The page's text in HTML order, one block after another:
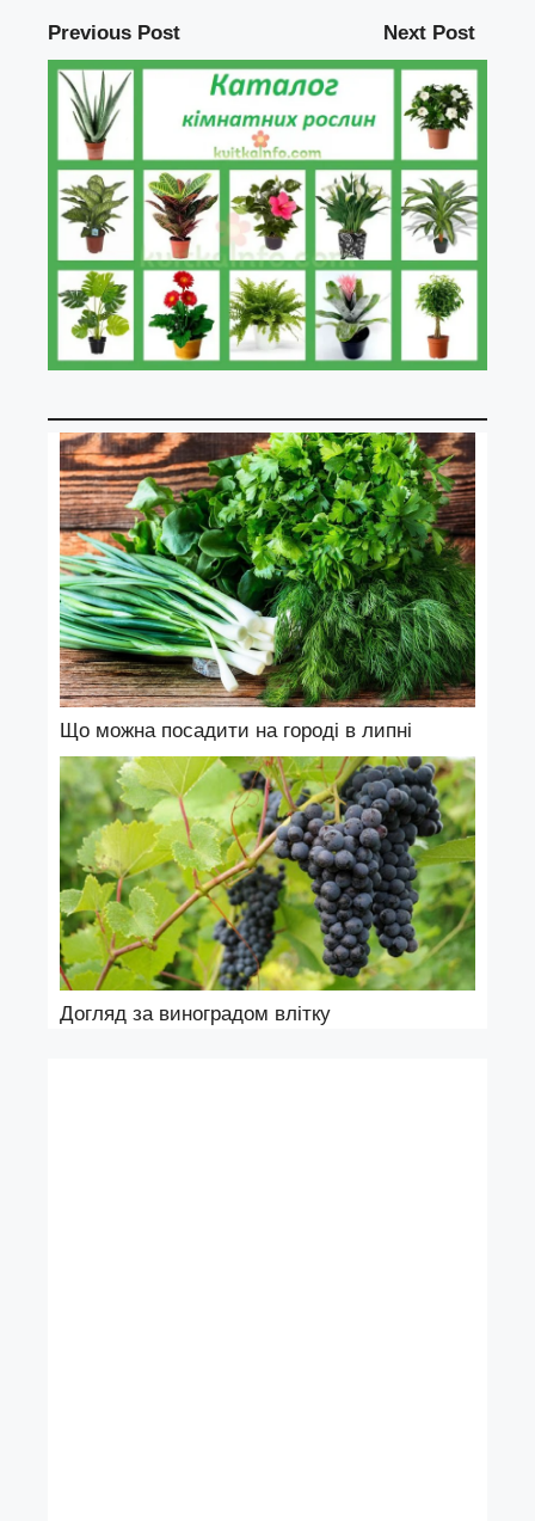
Previous Post Next Post
Що можна посадити на городі в липні
Догляд за виноградом влітку